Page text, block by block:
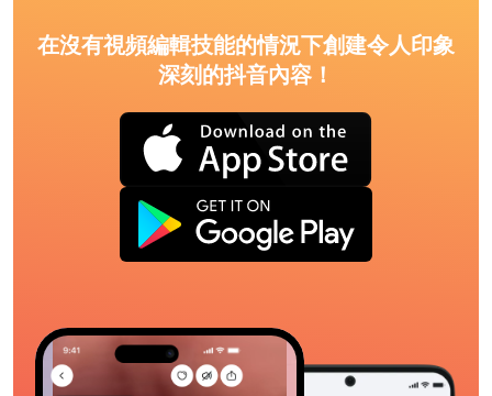
在沒有視頻編輯技能的情況下創建令人印象
深刻的抖音內容！